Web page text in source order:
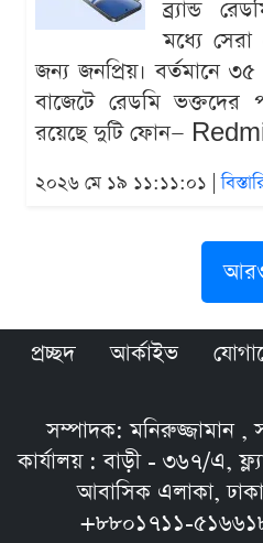
ব্র্যান্ড
মধ্যে
জন্য জনপ্রিয়। বর্তমানে
বাজেটে রেডমি ভক্তদের
রয়েছে দুটি ফোন—
২০২৬ মে ১৯ ১১:১১:০১ |
প্রচ্ছদ আর্কাইভ
সম্পাদক: মনিরুজ্জামান ,
কার্যালয় : বাড়ী - ৩৬৭/এ,
আবাসিক এলাকা,
+৮৮০১৭১১-